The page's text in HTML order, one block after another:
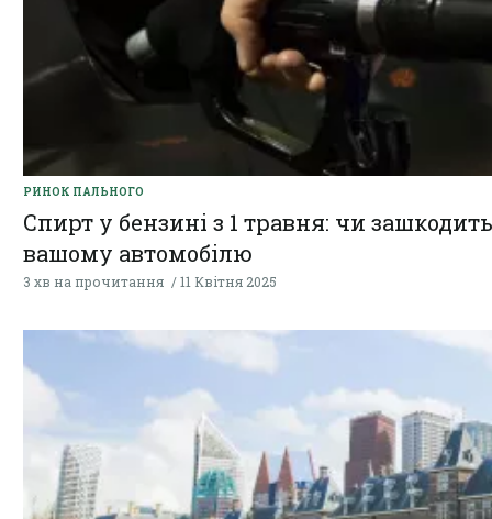
РИНОК ПАЛЬНОГО
Спирт у бензині з 1 травня: чи
вашому автомобілю
3 хв на прочитання 11 Квітня 2025